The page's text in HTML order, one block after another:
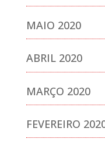
MAIO 2020
ABRIL 2020
MARÇO 2020
FEVEREIRO